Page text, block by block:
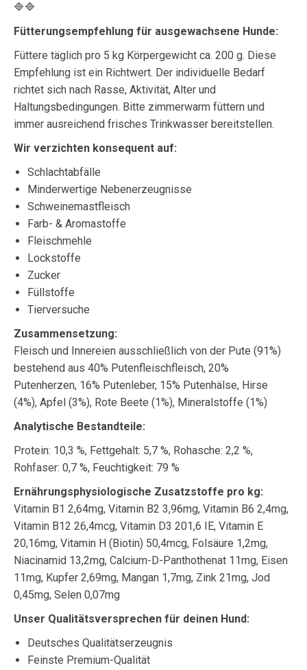
🔷🔷
Fütterungsempfehlung für ausgewachsene Hunde:
Füttere täglich pro 5 kg Körpergewicht ca. 200 g. Diese
Empfehlung ist ein Richtwert. Der individuelle Bedarf
richtet sich nach Rasse, Aktivität, Alter und
Haltungsbedingungen. Bitte zimmerwarm füttern und
immer ausreichend frisches Trinkwasser bereitstellen.
Wir verzichten konsequent auf:
Schlachtabfälle
Minderwertige Nebenerzeugnisse
Schweinemastfleisch
Farb- & Aromastoffe
Fleischmehle
Lockstoffe
Zucker
Füllstoffe
Tierversuche
Zusammensetzung:
Fleisch und Innereien ausschließlich von der Pute (91%)
bestehend aus 40% Putenfleischfleisch, 20%
Putenherzen, 16% Putenleber, 15% Putenhälse, Hirse
(4%), Apfel (3%), Rote Beete (1%), Mineralstoffe (1%)
Analytische Bestandteile:
Protein: 10,3 %, Fettgehalt: 5,7 %, Rohasche: 2,2 %,
Rohfaser: 0,7 %, Feuchtigkeit: 79 %
Ernährungsphysiologische Zusatzstoffe pro kg:
Vitamin B1 2,64mg, Vitamin B2 3,96mg, Vitamin B6 2,4mg,
Vitamin B12 26,4mcg, Vitamin D3 201,6 IE, Vitamin E
20,16mg, Vitamin H (Biotin) 50,4mcg, Folsäure 1,2mg,
Niacinamid 13,2mg, Calcium-D-Panthothenat 11mg, Eisen
11mg, Kupfer 2,69mg, Mangan 1,7mg, Zink 21mg, Jod
0,45mg, Selen 0,07mg
Unser Qualitätsversprechen für deinen Hund:
Deutsches Qualitätserzeugnis
Feinste Premium-Qualität